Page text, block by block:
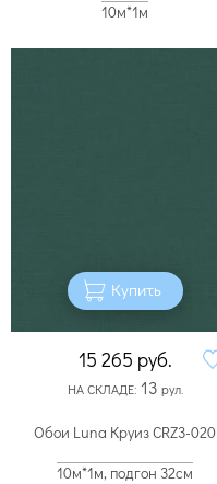
10м*1м
Купить
15 265 руб.
НА СКЛАДЕ: 13 рул.
Обои Luna Круиз CRZ3-020
10м*1м, подгон 32см